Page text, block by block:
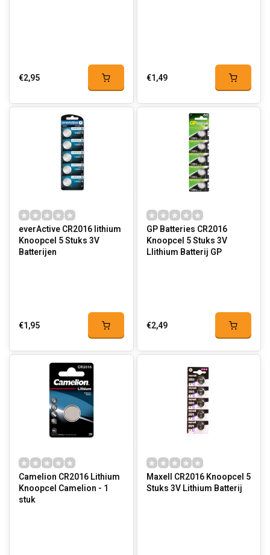
€2,95 €1,49
everActive CR2016 lithium
Knoopcel 5 Stuks 3V
Batterijen
€1,95
GP Batteries CR2016
Knoopcel 5 Stuks 3V
LIithium Batterij GP
€2,49
Camelion CR2016 Lithium
Knoopcel Camelion - 1
stuk
Maxell CR2016 Knoopcel 5
Stuks 3V Lithium Batterij